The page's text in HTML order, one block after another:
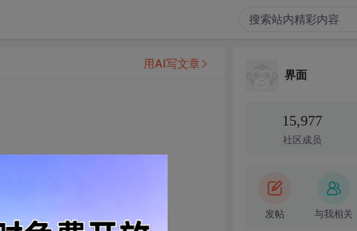
用AI写文章
界面
15,977
社区成员
发帖 与我相关